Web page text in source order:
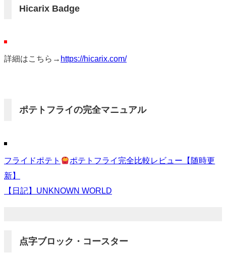
Hicarix Badge
詳細はこちら→ https://hicarix.com/
ポテトフライの完全マニュアル
フライドポテト
ポテトフライ完全比較レビュー【随時更
新】
【日記】UNKNOWN WORLD
点字ブロック・コースター